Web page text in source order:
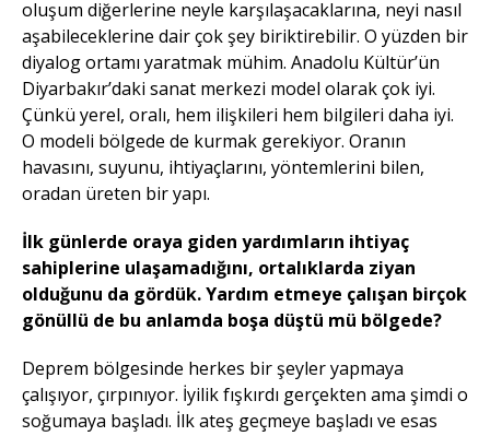
oluşum diğerlerine neyle karşılaşacaklarına, neyi nasıl
aşabileceklerine dair çok şey biriktirebilir. O yüzden bir
diyalog ortamı yaratmak mühim. Anadolu Kültür’ün
Diyarbakır’daki sanat merkezi model olarak çok iyi.
Çünkü yerel, oralı, hem ilişkileri hem bilgileri daha iyi.
O modeli bölgede de kurmak gerekiyor. Oranın
havasını, suyunu, ihtiyaçlarını, yöntemlerini bilen,
oradan üreten bir yapı.
İlk günlerde oraya giden yardımların ihtiyaç
sahiplerine ulaşamadığını, ortalıklarda ziyan
olduğunu da gördük. Yardım etmeye çalışan birçok
gönüllü de bu anlamda boşa düştü mü bölgede?
Deprem bölgesinde herkes bir şeyler yapmaya
çalışıyor, çırpınıyor. İyilik fışkırdı gerçekten ama şimdi o
soğumaya başladı. İlk ateş geçmeye başladı ve esas